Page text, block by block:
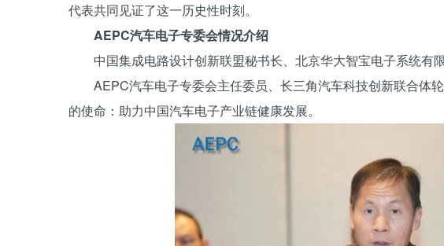
代表共同见证了这一历史性时刻。
AEPC汽车电子专委会情况介绍
中国集成电路设计创新联盟秘书长、北京华大智宝电子系统有
AEPC汽车电子专委会主任委员、长三角汽车科技创新联合体
的使命：助力中国汽车电子产业链健康发展。